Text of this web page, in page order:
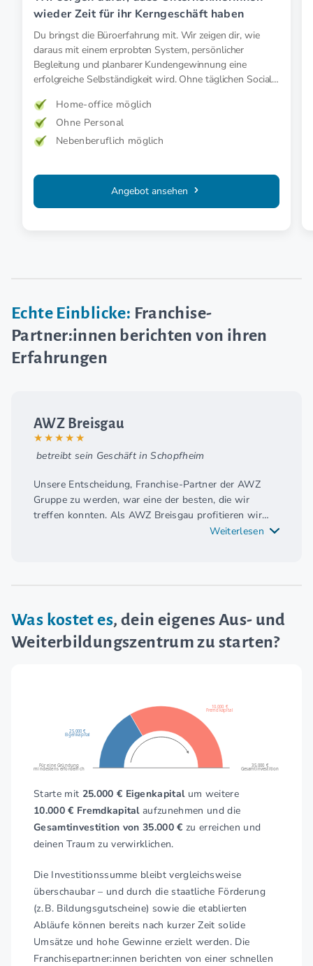
wieder Zeit für ihr Kerngeschäft haben
Du bringst die Büroerfahrung mit. Wir zeigen dir, wie
daraus mit einem erprobten System, persönlicher
Begleitung und planbarer Kundengewinnung eine
erfolgreiche Selbständigkeit wird. Ohne täglichen Social-
Home-office möglich
Ohne Personal
Nebenberuflich möglich
Angebot ansehen
Echte Einblicke: Franchise-
Partner:innen berichten von ihren
Erfahrungen
AWZ Breisgau
★★★★★
betreibt sein Geschäft in Schopfheim
Unsere Entscheidung, Franchise-Partner der AWZ
Gruppe zu werden, war eine der besten, die wir
treffen konnten. Als AWZ Breisgau profitieren wir
seit dem ersten Tag von außergewöhnlich
auf die herausragenden Dozenten zugreifen konnten.
Diese Dozenten zeichnen sich durch ihre hohe
Fachkompetenz, Engagement und praxisnahe
AZAV-Zertifizierung, der ISO 9001-Zertifizierung
sowie zuverlässige Begleitung bei sämtlichen Audits
erhalten. Durch diese kontinuierliche, persönliche und
umfassende Betreuung der AWZ Gruppe fühlen wir
unser nachhaltiges Wachstum entscheidend fördert.
Allen Interessierten, die nach einer erfolgsorientierten
und verlässlichen Franchise-Partnerschaft suchen,
empfehlen wir die AWZ Gruppe aus vollster
Weiterlesen
Was kostet es, dein eigenes Aus- und
Weiterbildungszentrum zu starten?
10.000 €
Fremdkapital
25.000 €
Eigenkapital
Für eine Gründung
mindestens erforderlich
35.000 €
Gesamtinvestition
Starte mit 25.000 € Eigenkapitalum weitere
10.000 € Fremdkapitalaufzunehmen und die
Gesamtinvestition von 35.000 € zu erreichen und
deinen Traum zu verwirklichen.
Die Investitionssumme bleibt vergleichsweise
überschaubar – und durch die staatliche Förderung
(z. B. Bildungsgutscheine) sowie die etablierten
Abläufe können bereits nach kurzer Zeit solide
Umsätze und hohe Gewinne erzielt werden. Die
Franchisepartner:innen berichten von einer schnellen